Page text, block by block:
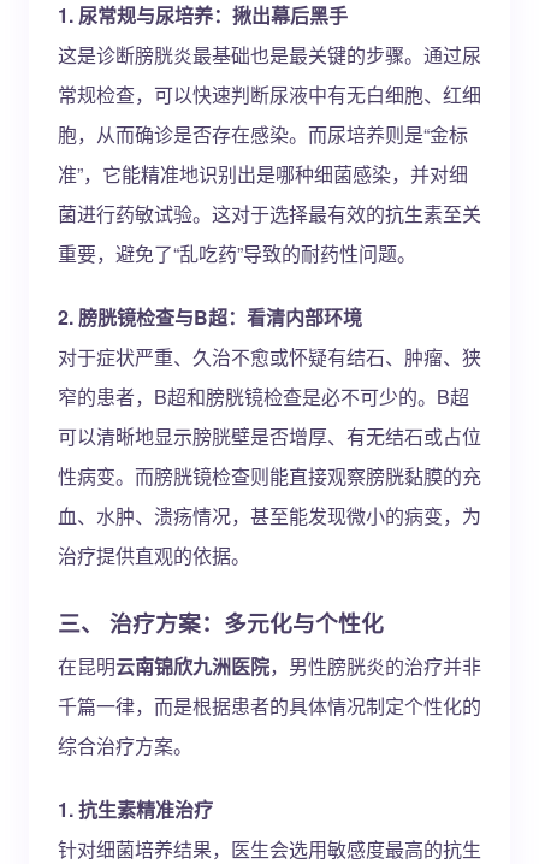
1. 尿常规与尿培养：揪出幕后黑手
这是诊断膀胱炎最基础也是最关键的步骤。通过尿
常规检查，可以快速判断尿液中有无白细胞、红细
胞，从而确诊是否存在感染。而尿培养则是“金标
准”，它能精准地识别出是哪种细菌感染，并对细
菌进行药敏试验。这对于选择最有效的抗生素至关
重要，避免了“乱吃药”导致的耐药性问题。
2. 膀胱镜检查与B超：看清内部环境
对于症状严重、久治不愈或怀疑有结石、肿瘤、狭
窄的患者，B超和膀胱镜检查是必不可少的。B超
可以清晰地显示膀胱壁是否增厚、有无结石或占位
性病变。而膀胱镜检查则能直接观察膀胱黏膜的充
血、水肿、溃疡情况，甚至能发现微小的病变，为
治疗提供直观的依据。
三、 治疗方案：多元化与个性化
在昆明云南锦欣九洲医院，男性膀胱炎的治疗并非
千篇一律，而是根据患者的具体情况制定个性化的
综合治疗方案。
1. 抗生素精准治疗
针对细菌培养结果，医生会选用敏感度最高的抗生